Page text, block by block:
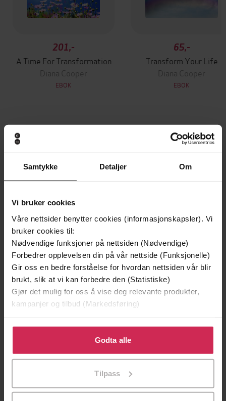
Samtykke Detaljer Om
Vi bruker cookies
Våre nettsider benytter cookies (informasjonskapsler). Vi
bruker cookies til:
Nødvendige funksjoner på nettsiden (Nødvendige)
Forbedrer opplevelsen din på vår nettside (Funksjonelle)
Gir oss en bedre forståelse for hvordan nettsiden vår blir
brukt, slik at vi kan forbedre den (Statistiske)
Gjør det mulig for oss å vise deg relevante produkter,
kampanjer og tilbud (Markedsføring)
Klikk på «Godta alle» for å gi oss ditt samtykke til å
bruke cookies for alle disse formålene. Du kan også
tilpasse ditt samtykke til spesifikke formål ved å klikke
Godta alle
Tilpass
201,-
A Time For Transformation
Diana Cooper
EBOK
65,-
Transform Your Life
Diana Cooper
EBOK
Andre har også kjøpt
Premium
Vinner av Rivertonprisen
EBOK
Premium
EBOK